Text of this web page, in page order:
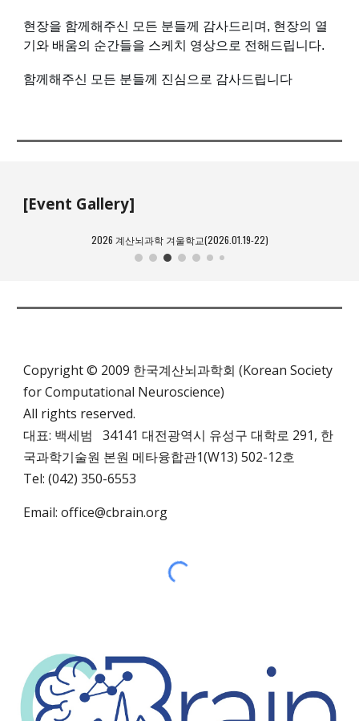
현장을 함께해주신 모든 분들께 감사드리며, 현장의 열
기와 배움의 순간들을 스케치 영상으로 전해드립니다.
함께해주신 모든 분들께 진심으로 감사드립니다
[Event Gallery]
2026 계산뇌과학 겨울학교(2026.01.19-22)
Copyright © 2009 한국계산뇌과학회 (Korean Society
for Computational Neuroscience)
All rights reserved.
대표: 백세범 34141 대전광역시 유성구 대학로 291, 한
국과학기술원 본원 메타융합관1(W13)502-12호
Tel: (042) 350-6553
Email:office@cbrain.org